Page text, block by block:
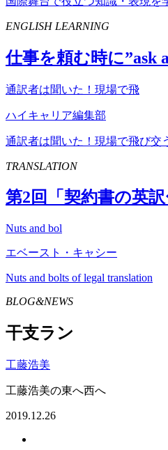
ENGLISH LEARNING
仕事を頼む時に”ask a
通訳者は聞いた！現場で飛
ハイキャリア編集部
通訳者は聞いた！現場で飛び交
TRANSLATION
第2回「契約書の英訳
Nuts and bol
エベースト・キャシー
Nuts and bolts of legal translation
BLOG&NEWS
干支ラン
工藤浩美
工藤浩美の東へ西へ
2019.12.26